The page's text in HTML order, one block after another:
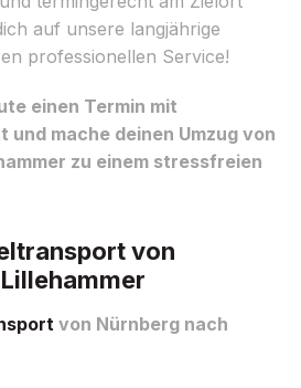
auf unsere langjährige
professionellen Service!
einen Termin mit
und mache deinen Umzug von
zu einem stressfreien
von
von Nürnberg nach